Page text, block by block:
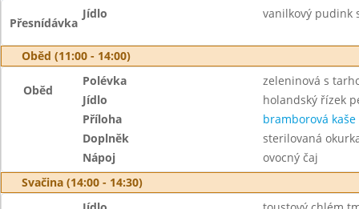
Přesnídávka
Jídlo vanilkový pudink
Oběd (11:00 - 14:00)
Oběd
Polévka
zeleninová s
Jídlo
holandský řízek
Příloha
bramborová kaše
Doplněk
sterilovaná
Nápoj
ovocný čaj
Svačina (14:00 - 14:30)